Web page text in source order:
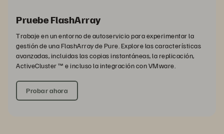
Pruebe FlashArray
Trabaje en un entorno de autoservicio para experimentar la
gestión de una FlashArray de Pure. Explore las características
avanzadas, incluidas las copias instantáneas, la replicación,
ActiveCluster ™ e incluso la integración con VMware.
Probar ahora